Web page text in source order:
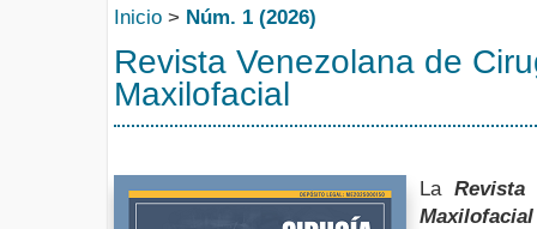
Inicio > Núm. 1 (2026)
Revista Venezolana de
Maxilofacial
La Revista